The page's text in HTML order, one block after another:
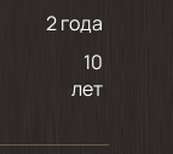
2 года
10
лет